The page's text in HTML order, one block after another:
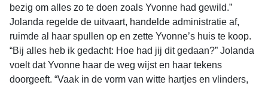
bezig om alles zo te doen zoals Yvonne had gewild.”
Jolanda regelde de uitvaart, handelde administratie af,
ruimde al haar spullen op en zette Yvonne’s huis te koop.
“Bij alles heb ik gedacht: Hoe had jij dit gedaan?” Jolanda
voelt dat Yvonne haar de weg wijst en haar tekens
doorgeeft. “Vaak in de vorm van witte hartjes en vlinders,